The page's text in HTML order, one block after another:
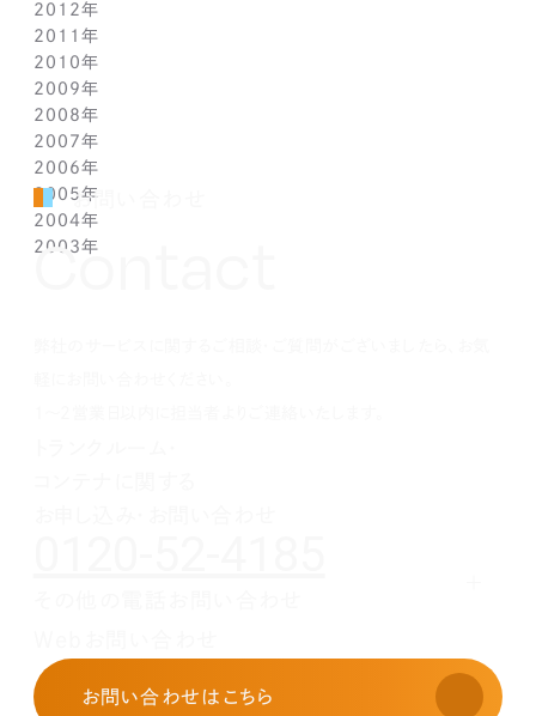
1月(2)
2月(9)
1月(3)
3月(8)
2月(8)
1月(2)
4月(6)
3月(9)
2月(7)
1月(3)
5月(3)
4月(6)
3月(3)
2月(6)
1月(1)
6月(1)
5月(4)
4月(5)
3月(4)
2月(4)
1月(2)
7月(7)
6月(7)
5月(9)
4月(7)
3月(6)
2月(5)
1月(1)
8月(6)
7月(7)
6月(1)
5月(3)
4月(3)
3月(3)
2月(5)
9月(2)
8月(3)
7月(6)
6月(5)
5月(4)
4月(3)
3月(2)
2月(7)
1月(1)
10月(7)
9月(3)
8月(8)
7月(7)
6月(5)
5月(4)
4月(4)
3月(3)
2月(5)
1月(3)
11月(7)
10月(7)
9月(6)
8月(5)
7月(9)
6月(6)
5月(3)
4月(7)
3月(3)
2月(6)
12月(6)
11月(6)
10月(5)
9月(7)
8月(4)
7月(3)
6月(1)
5月(5)
4月(1)
3月(1)
2012年
12月(1)
11月(1)
10月(1)
9月(1)
8月(1)
7月(3)
5月(2)
4月(1)
3月(1)
2011年
12月(1)
11月(1)
10月(2)
8月(2)
7月(4)
5月(2)
4月(1)
3月(3)
2010年
12月(1)
11月(1)
10月(2)
9月(1)
8月(2)
7月(3)
5月(2)
2009年
11月(6)
10月(9)
9月(3)
8月(1)
7月(5)
6月(2)
2008年
11月(4)
10月(2)
9月(2)
8月(4)
7月(3)
2007年
12月(2)
11月(2)
10月(1)
9月(2)
2006年
12月(1)
11月(1)
10月(2)
2005年
10月(2)
8月(4)
2004年
12月(4)
2003年
お問い合わせ
Contact
お申し込み・お問い合わせ
03-3526-8568
土地活用に関するお問い合わせ
お問い合わせ はこちら